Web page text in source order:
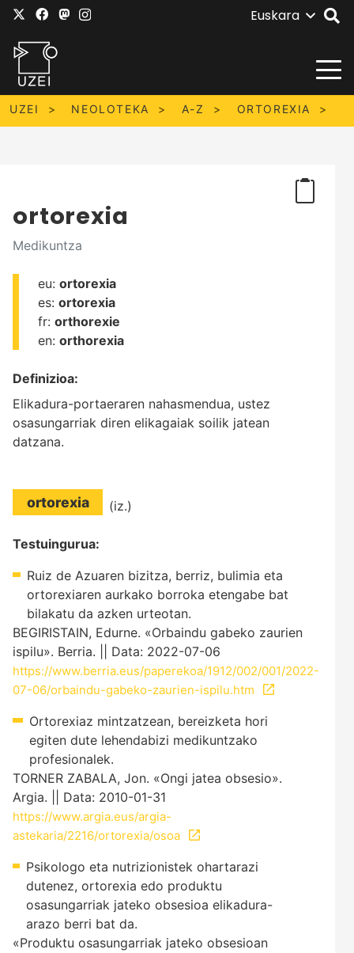
Euskara
UZEI NEOLOTEKA A-Z ORTOREXIA
ortorexia
Medikuntza
eu: ortorexia
es: ortorexia
fr: orthorexie
en: orthorexia
Definizioa:
Elikadura-portaeraren nahasmendua, ustez
osasungarriak diren elikagaiak soilik jatean
datzana.
ortorexia (iz.)
Testuingurua:
Ruiz de Azuaren bizitza, berriz, bulimia eta
ortorexiaren aurkako borroka etengabe bat
bilakatu da azken urteotan.
BEGIRISTAIN, Edurne. «Orbaindu gabeko zaurien
ispilu». Berria. || Data: 2022-07-06
https://www.berria.eus/paperekoa/1912/002/001/2022-
07-06/orbaindu-gabeko-zaurien-ispilu.htm
Ortorexiaz mintzatzean, bereizketa hori
egiten dute lehendabizi medikuntzako
profesionalek.
TORNER ZABALA, Jon. «Ongi jatea obsesio».
Argia. || Data: 2010-01-31
https://www.argia.eus/argia-
astekaria/2216/ortorexia/osoa
Psikologo eta nutrizionistek ohartarazi
dutenez, ortorexia edo produktu
osasungarriak jateko obsesioa elikadura-
arazo berri bat da.
«Produktu osasungarriak jateko obsesioan